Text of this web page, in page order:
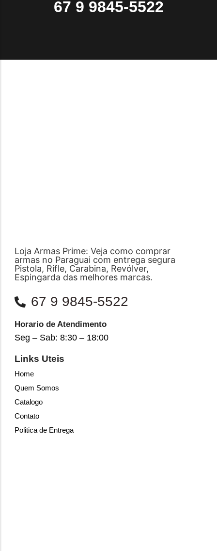
67 9 9845-5522
Loja Armas Prime: Veja como comprar
armas no Paraguai com entrega segura
Pistola, Rifle, Carabina, Revólver,
Espingarda das melhores marcas.
67 9 9845-5522
Horario de Atendimento
Seg – Sab: 8:30 – 18:00
Links Uteis
Home
Quem Somos
Catalogo
Contato
Politica de Entrega